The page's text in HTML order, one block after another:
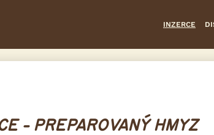
INZERCE
- PREPAROVANÝ HMYZ